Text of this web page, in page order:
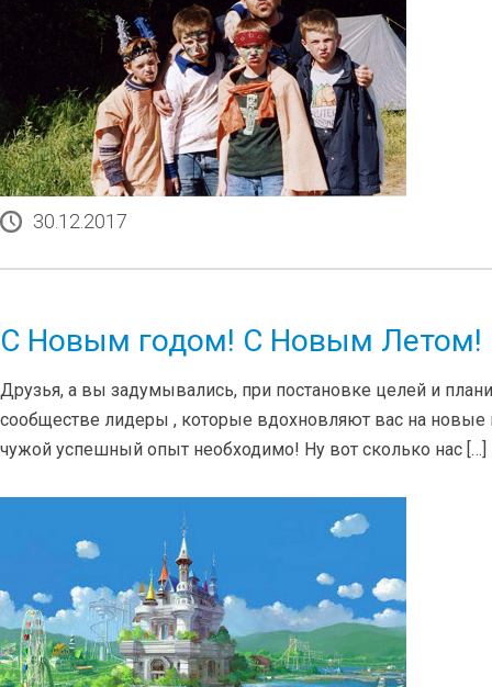
30.12.2017
С Новым годом! С Новым Летом!
Друзья, а вы задумывались, при постановке целей и
сообществе лидеры , которые вдохновляют вас на новые
чужой успешный опыт необходимо! Ну вот сколько нас […]